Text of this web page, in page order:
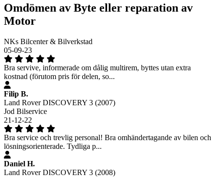
Omdömen av Byte eller reparation av
Motor
NKs Bilcenter & Bilverkstad
05-09-23
Bra servive, informerade om dålig multirem, byttes utan extra
kostnad (förutom pris för delen, so...
Filip B.
Land Rover DISCOVERY 3 (2007)
Jod Bilservice
21-12-22
Bra service och trevlig personal! Bra omhändertagande av bilen och
lösningsorienterade. Tydliga p...
Daniel H.
Land Rover DISCOVERY 3 (2008)